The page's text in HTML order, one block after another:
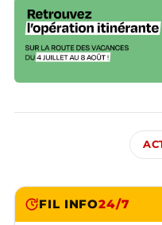
FIL INFO24/7